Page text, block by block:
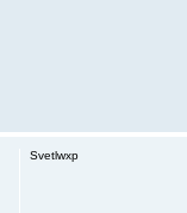
Svetlwxp